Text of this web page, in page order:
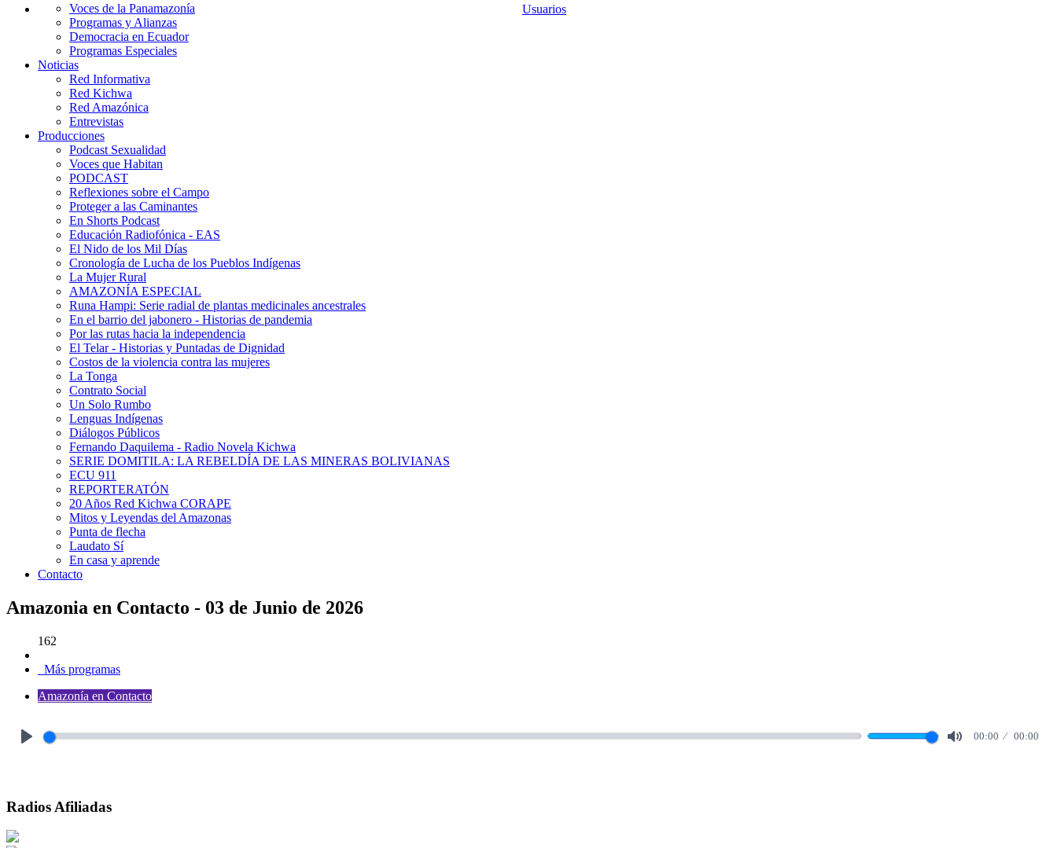
Usuarios
Voces de la Panamazonía
Programas y Alianzas
Democracia en Ecuador
Programas Especiales
Noticias
Red Informativa
Red Kichwa
Red Amazónica
Entrevistas
Producciones
Podcast Sexualidad
Voces que Habitan
PODCAST
Reflexiones sobre el Campo
Proteger a las Caminantes
En Shorts Podcast
Educación Radiofónica - EAS
El Nido de los Mil Días
Cronología de Lucha de los Pueblos Indígenas
La Mujer Rural
AMAZONÍA ESPECIAL
Runa Hampi: Serie radial de plantas medicinales ancestrales
En el barrio del jabonero - Historias de pandemia
Por las rutas hacia la independencia
El Telar - Historias y Puntadas de Dignidad
Costos de la violencia contra las mujeres
La Tonga
Contrato Social
Un Solo Rumbo
Lenguas Indígenas
Diálogos Públicos
Fernando Daquilema - Radio Novela Kichwa
SERIE DOMITILA: LA REBELDÍA DE LAS MINERAS BOLIVIANAS
ECU 911
REPORTERATÓN
20 Años Red Kichwa CORAPE
Mitos y Leyendas del Amazonas
Punta de flecha
Laudato Sí
En casa y aprende
Contacto
Amazonia en Contacto - 03 de Junio de 2026
162
Más programas
Amazonía en Contacto
00:00 00:00
Radios Afiliadas